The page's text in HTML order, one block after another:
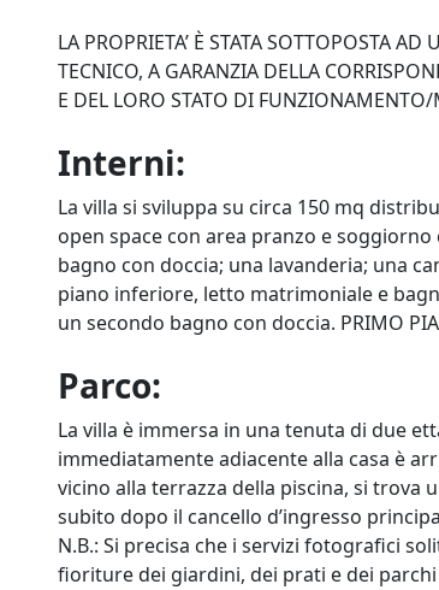
LA PROPRIETA’ È STATA SOTTOPOSTA
TECNICO, A GARANZIA DELLA
E DEL LORO STATO DI
Interni:
La villa si sviluppa su circa 150 mq
open space con area pranzo e
bagno con doccia; una lavanderia; una
piano inferiore, letto matrimoniale e
un secondo bagno con doccia. PRIMO
Parco:
La villa è immersa in una tenuta di due
immediatamente adiacente alla casa è
vicino alla terrazza della piscina, si trova
subito dopo il cancello d’ingresso
N.B.: Si precisa che i servizi fotografici
fioriture dei giardini, dei prati e dei